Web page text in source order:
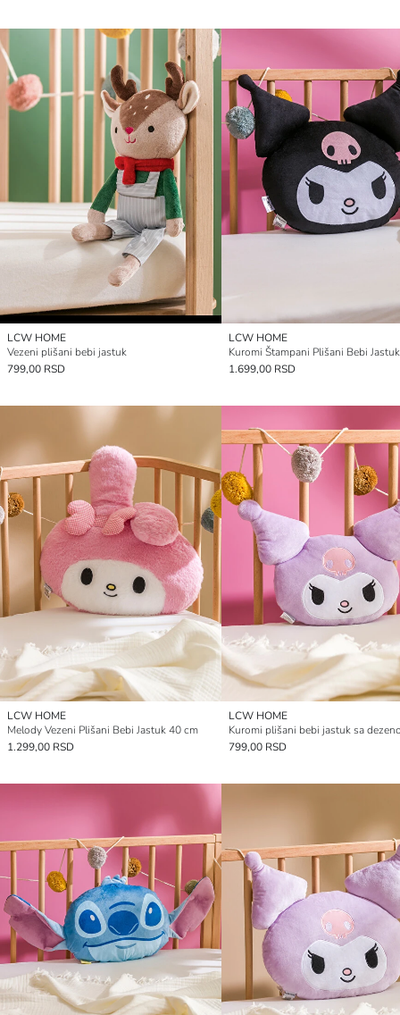
LCW HOME
Vezeni plišani bebi jastuk
799,00 RSD
LCW HOME
Kuromi Štampani Plišani Bebi
1.699,00 RSD
LCW HOME
Melody Vezeni Plišani Bebi Jastuk 40 cm
1.299,00 RSD
LCW HOME
799,00 RSD